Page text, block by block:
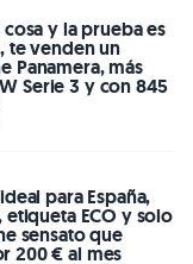
y la prueba es
te venden un
Panamera, más
Serie 3 y con 845
para España,
ECO y solo
sensato que
200 € al mes